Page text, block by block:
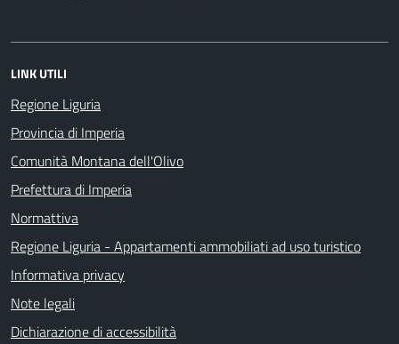
LINK UTILI
Regione Liguria
Provincia di Imperia
Comunità Montana dell'Olivo
Prefettura di Imperia
Normattiva
Regione Liguria - Appartamenti ammobiliati ad uso turistico
Informativa privacy
Note legali
Dichiarazione di accessibilità